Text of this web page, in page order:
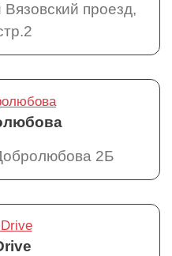
проезд,
2Б